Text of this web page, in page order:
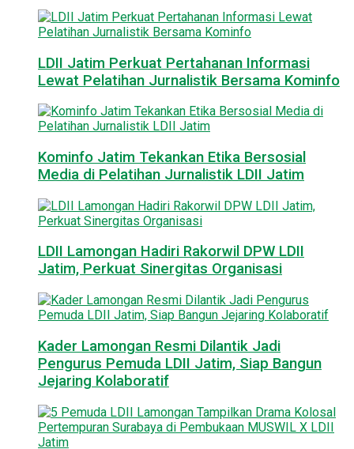
LDII Jatim Perkuat Pertahanan Informasi
Lewat Pelatihan Jurnalistik Bersama Kominfo
Kominfo Jatim Tekankan Etika Bersosial
Media di Pelatihan Jurnalistik LDII Jatim
LDII Lamongan Hadiri Rakorwil DPW LDII
Jatim, Perkuat Sinergitas Organisasi
Kader Lamongan Resmi Dilantik Jadi
Pengurus Pemuda LDII Jatim, Siap Bangun
Jejaring Kolaboratif